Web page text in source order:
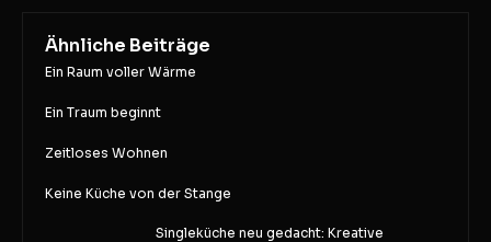
Ähnliche Beiträge
Ein Raum voller Wärme
Ein Traum beginnt
Zeitloses Wohnen
Keine Küche von der Stange
Singleküche neu gedacht: Kreative